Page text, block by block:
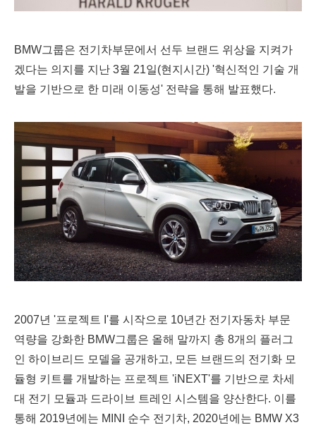
BMW그룹은 전기차부문에서 선두 브랜드 위상을 지켜가
겠다는 의지를 지난 3월 21일(현지시간) '혁신적인 기술 개
발을 기반으로 한 미래 이동성' 전략을 통해 발표했다.
2007년 '프로젝트 I'를 시작으로 10년간 전기자동차 부문
역량을 강화한 BMW그룹은 올해 말까지 총 8개의 플러그
인 하이브리드 모델을 공개하고, 모든 브랜드의 전기화 모
듈형 키트를 개발하는 프로젝트 'iNEXT'를 기반으로 차세
대 전기 모듈과 드라이브 트레인 시스템을 양산한다. 이를
통해 2019년에는 MINI 순수 전기차, 2020년에는 BMW X3